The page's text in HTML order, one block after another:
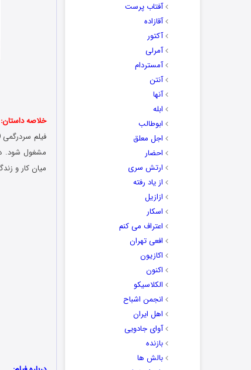
آفتاب پرست
آقازاده
آکتور
آمرلی
آمستردام
آنتن
آنها
ابله
ابوطالب
اجل معلق
احضار
ارتش سری
از یاد رفته
ازازیل
اسکار
اعتراف می کنم
افعی تهران
اکازیون
اکنون
الکلاسیکو
انجمن اشباح
اهل ایران
آوای جادویی
بازنده
بالش ها
خلاصه داستان:
مشغول شود.
میان کار و